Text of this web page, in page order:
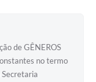
de GÊNEROS
no termo